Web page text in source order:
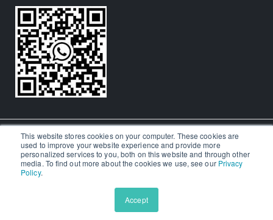
This website stores cookies on your computer. These cookies are
used to improve your website experience and provide more
personalized services to you, both on this website and through other
media. To find out more about the cookies we use, see our Privacy
Policy.
Accept
© Aralia Education Technology 2026. All rights reserved.
Icons by